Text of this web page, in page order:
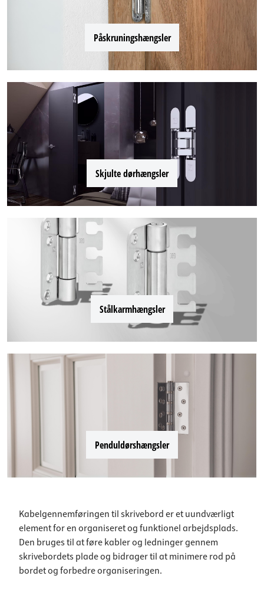
Påskruningshængsler
Skjulte dørhængsler
Stålkarmhængsler
Penduldørshængsler
Kabelgennemføringen til skrivebord er et uundværligt
element for en organiseret og funktionel arbejdsplads.
Den bruges til at føre kabler og ledninger gennem
skrivebordets plade og bidrager til at minimere rod på
bordet og forbedre organiseringen.